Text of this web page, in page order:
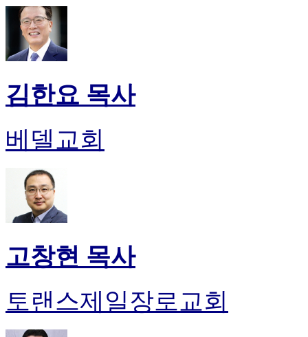
김한요 목사
베델교회
고창현 목사
토랜스제일장로교회